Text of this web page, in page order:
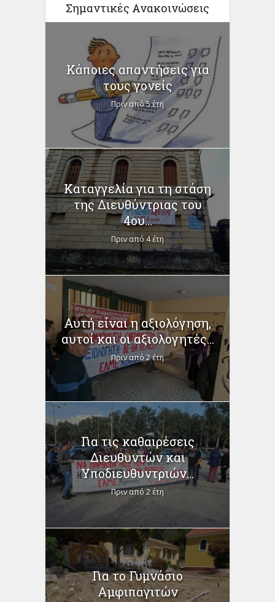
Σημαντικές Ανακοινώσεις
Κάποιες απαντήσεις για
τους γονείς
Πριν από 5 έτη
Καταγγελία για τη στάση
της Διευθύντριας του
4ου...
Πριν από 4 έτη
Αυτή είναι η αξιολόγηση,
αυτοί και οι αξιολογητές...
Πριν από 2 έτη
Για τις καθαιρέσεις
Διευθυντών και
Υποδιευθυντριών...
Πριν από 2 έτη
Για το Γυμνάσιο
Αμφιπαγιτών